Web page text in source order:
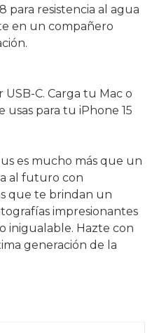
para resistencia al agua
en un compañero
C. Carga tu Mac o
usas para tu iPhone 15
es mucho más que un
al futuro con
que te brindan un
impresionantes
inigualable. Hazte con
generación de la